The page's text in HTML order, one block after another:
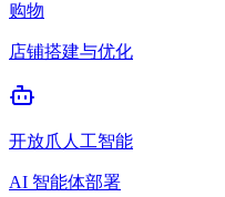
购物
店铺搭建与优化
开放爪人工智能
AI 智能体部署